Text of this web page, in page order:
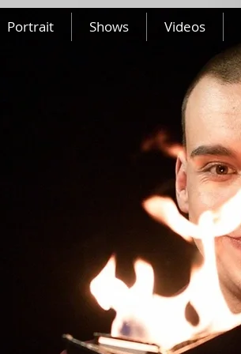
Portrait Shows Videos